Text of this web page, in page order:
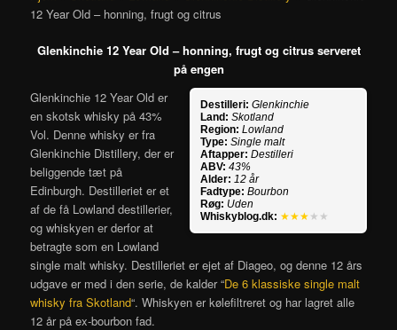
12 Year Old – honning, frugt og citrus
Glenkinchie 12 Year Old – honning, frugt og citrus serveret
på engen
Destilleri: Glenkinchie
Land: Skotland
Region: Lowland
Type: Single malt
Aftapper: Destilleri
ABV: 43%
Alder: 12 år
Fadtype: Bourbon
Røg: Uden
Whiskyblog.dk: ★★★ ★★
Glenkinchie 12 Year Old er
en skotsk whisky på 43%
Vol. Denne whisky er fra
Glenkinchie Distillery, der er
beliggende tæt på
Edinburgh. Destilleriet er et
af de få Lowland destillerier,
og whiskyen er derfor at
betragte som en Lowland
single malt whisky. Destilleriet er ejet af Diageo, og denne 12 års
udgave er med i den serie, de kalder “De 6 klassiske single malt
whisky fra Skotland“. Whiskyen er kølefiltreret og har lagret alle
12 år på ex-bourbon fad.